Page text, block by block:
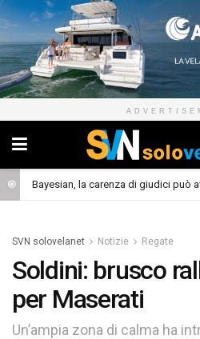
SVN solovelanet Notizie Regate
Soldini: brusco
per Maserati
Un’ampia zona di calma ha